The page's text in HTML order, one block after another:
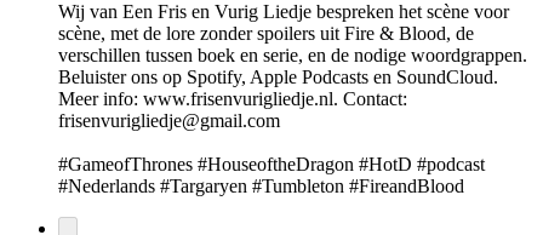
Wij van Een Fris en Vurig Liedje bespreken het scène voor
scène, met de lore zonder spoilers uit Fire & Blood, de
verschillen tussen boek en serie, en de nodige woordgrappen.
Beluister ons op Spotify, Apple Podcasts en SoundCloud.
Meer info: www.frisenvurigliedje.nl. Contact:
frisenvurigliedje@gmail.com
#GameofThrones #HouseoftheDragon #HotD #podcast
#Nederlands #Targaryen #Tumbleton #FireandBlood